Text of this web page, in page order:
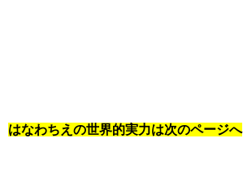
はなわちえの世界的実力は次のページへ